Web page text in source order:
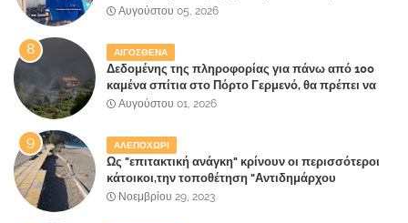
κατοίκους»
Αυγούστου 05, 2026
ΑΙΓΟΣΘΕΝΑ
Δεδομένης της πληροφορίας για πάνω από 100
καμένα σπίτια στο Πόρτο Γερμενό, θα πρέπει να
αναζητηθούν ευθύνες για την ολοσχερή
επίγειου παραδείσου της Αττικής
Αυγούστου 01, 2026
ΑΛΕΠΟΧΩΡΙ
Ως "επιτακτική ανάγκη" κρίνουν οι περισσότεροι
κάτοικοι,την τοποθέτηση "Αντιδημάρχου
Παραλιακής Ζώνης" στο Δήμο Μάνδρας-Ειδυλλίας!
Νοεμβρίου 29, 2023